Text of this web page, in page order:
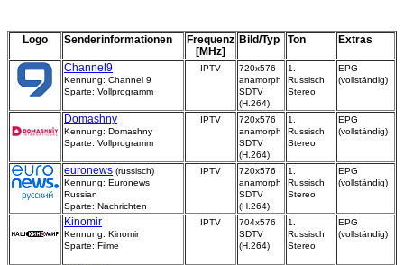
Logo Senderinformationen
Frequenz
[MHz]
Bild/Typ Ton Extras
Channel9
Kennung: Channel 9
Sparte: Vollprogramm
IPTV
720x576
anamorph
SDTV
(H.264)
1.
Russisch
Stereo
EPG
(vollständig)
Domashny
Kennung: Domashny
Sparte: Vollprogramm
IPTV
720x576
anamorph
SDTV
(H.264)
1.
Russisch
Stereo
EPG
(vollständig)
euronews (russisch)
Kennung: Euronews
Russian
Sparte: Nachrichten
IPTV
720x576
anamorph
SDTV
(H.264)
1.
Russisch
Stereo
EPG
(vollständig)
Kinomir
Kennung: Kinomir
Sparte: Filme
IPTV
704x576
SDTV
(H.264)
1.
Russisch
Stereo
EPG
(vollständig)